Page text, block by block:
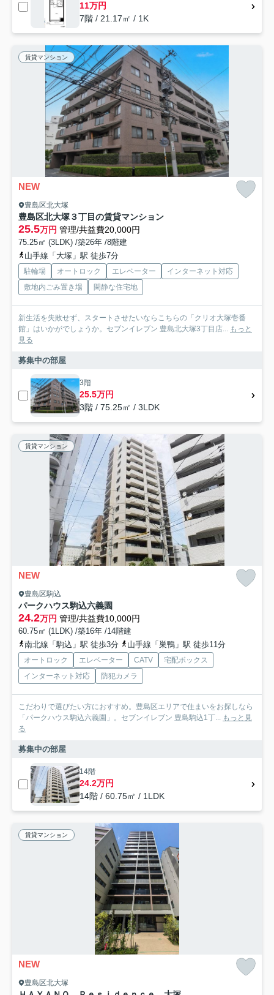
11万円
7階 / 21.17㎡ / 1K
賃貸マンション
NEW
豊島区北大塚
豊島区北大塚３丁目の賃貸マンション
25.5万円 管理/共益費20,000円
75.25㎡ (3LDK) /築26年 /8階建
山手線「大塚」駅 徒歩7分
駐輪場 オートロック エレベーター
インターネット対応
敷地内ごみ置き場
閑静な住宅地
新生活を失敗せず、スタートさせたいならこちらの「クリオ大塚壱番
館」はいかがでしょうか。セブンイレブン 豊島北大塚3丁目店... もっと
見る
募集中の部屋
3階
25.5万円
3階 / 75.25㎡ / 3LDK
賃貸マンション
NEW
豊島区駒込
パークハウス駒込六義園
24.2万円 管理/共益費10,000円
60.75㎡ (1LDK) /築16年 /14階建
南北線「駒込」駅 徒歩3分
山手線「巣鴨」駅 徒歩11分
オートロック エレベーター CATV
宅配ボックス
インターネット対応
防犯カメラ
こだわりで選びたい方におすすめ。豊島区エリアで住まいをお探しなら
「パークハウス駒込六義園」。セブンイレブン 豊島駒込1丁... もっと見
る
募集中の部屋
14階
24.2万円
14階 / 60.75㎡ / 1LDK
賃貸マンション
NEW
豊島区北大塚